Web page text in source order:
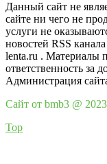
Данный сайт не
сайте ни чего не
услуги не
новостей RSS
lenta.ru . Материалы
ответственность за
Администрация
Сайт от bmb3 @ 2023
Top